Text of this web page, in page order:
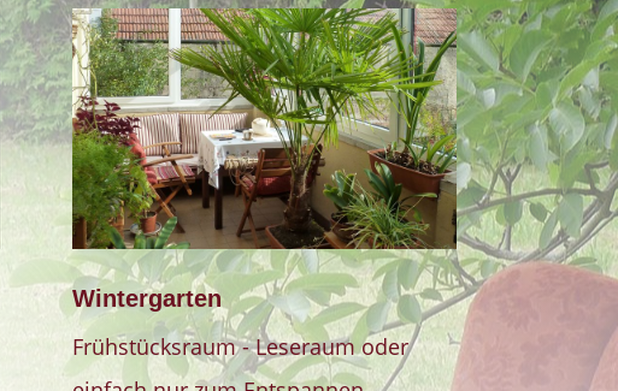
Wintergarten
Frühstücksraum - Leseraum oder